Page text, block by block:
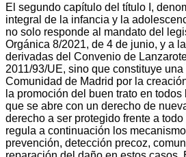
El segundo capítulo del título I,
integral de la infancia y la
no solo responde al mandato del
Orgánica 8/2021, de 4 de junio, y a
derivadas del Convenio de
2011/93/UE, sino que constituye
Comunidad de Madrid por la
la promoción del buen trato en
que se abre con un derecho de
derecho a ser protegido frente a
regula a continuación los
prevención, detección precoz,